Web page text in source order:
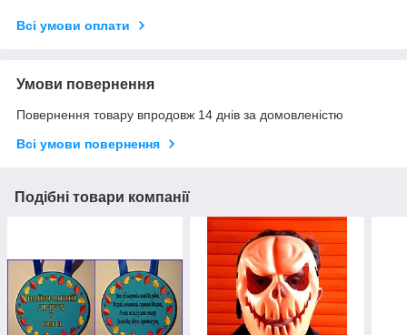
Всі умови оплати
Умови повернення
Повернення товару впродовж 14 днів за домовленістю
Всі умови повернення
Подібні товари компанії